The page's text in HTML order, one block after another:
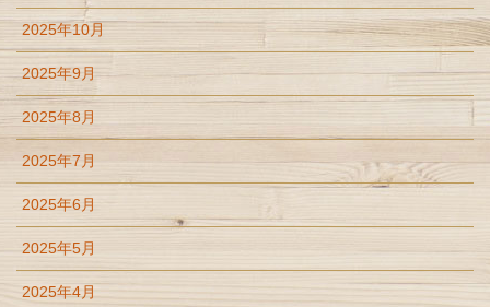
2025年10月
2025年9月
2025年8月
2025年7月
2025年6月
2025年5月
2025年4月